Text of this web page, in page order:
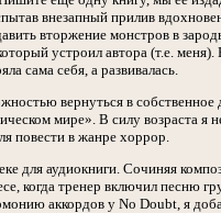
внезапный прилив
вторжение монстров в
устроил автора (т.е.
сама себя, а развивалась.
вернуться в
мире». В силу возраста
повести в жанре хоррор.
для аудиокниги. Сочиняя
когда тренер включил
аккордов у No Doubt, я